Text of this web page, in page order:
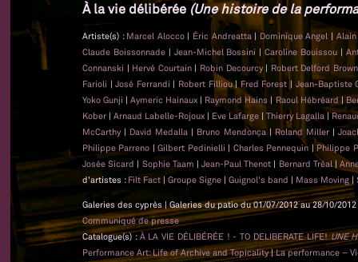
À la vie délibérée (Une histoire de la
Artiste(s) : Marcel Alocco | Éric Andreatta | Dominique Angel |
Claude Boissonnade | Jean-Michel Bossini |Caroline Bouissou |
Connanski | Hervé Courtain | Robin Decourcy |Robert Delford
Farioli |José Ferrandi | Robert Filliou| Fred Forest | Jean-Baptiste
Yoko Gunji |Aymeric Hainaux | Raymond Hains | Raoul Hébréard |
Kober |Arnaud Labelle-Rojoux | Eve Lafarge |Thierry Lagalla|
McCarthy | David Medalla | Bruno Mendonça |Roland Miller |
Philippe Parreno |Gilbert Pedinielli | Charles Pennequin | Philippe
Josée Sicard | Sophie Taam | Jean-Paul Thenot | Bernard Tréal|
d'artistes : Filt Fact | Groupe Signe | Guignol's band | Mass Moving|
Galeries des cyprès | Galeries du patio du 01/07/2012 au 28/10/
Communiqué de presse
Catalogue(s) : À LA VIE DÉLIBÉRÉE ! - TO DELIBERATE LIFE!UNE
Performance Art: Life of Archive and Topicality|La performance –